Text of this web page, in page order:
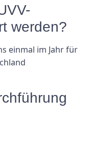
werden?
einmal im Jahr für